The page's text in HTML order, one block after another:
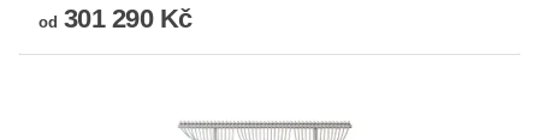
od 301 290 Kč